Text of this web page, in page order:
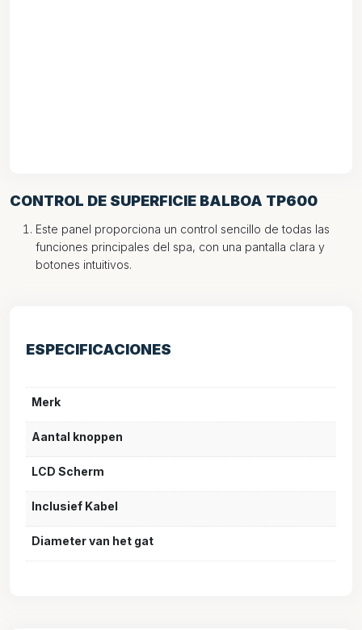
CONTROL DE SUPERFICIE BALBOA TP600
Este panel proporciona un control sencillo de todas las
funciones principales del spa, con una pantalla clara y
botones intuitivos.
ESPECIFICACIONES
Merk
Aantal knoppen
LCD Scherm
Inclusief Kabel
Diameter van het gat